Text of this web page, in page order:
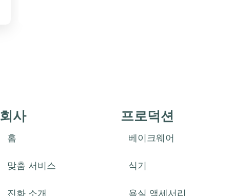
회사
홈
맞춤 서비스
진화 소개
프로덕션
베이크웨어
식기
욕실 액세서리